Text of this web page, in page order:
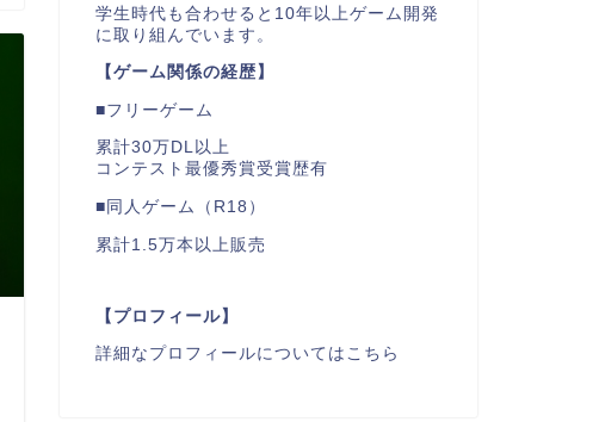
学生時代も合わせると10年以上ゲーム開発
に取り組んでいます。
【ゲーム関係の経歴】
■フリーゲーム
累計30万DL以上
コンテスト最優秀賞受賞歴有
■同人ゲーム（R18）
累計1.5万本以上販売
【プロフィール】
詳細なプロフィールについてはこちら